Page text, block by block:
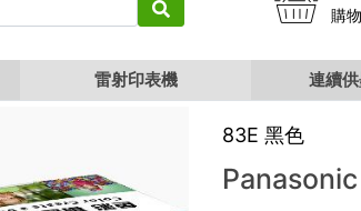
購
雷射印表機 連續
83E 黑色